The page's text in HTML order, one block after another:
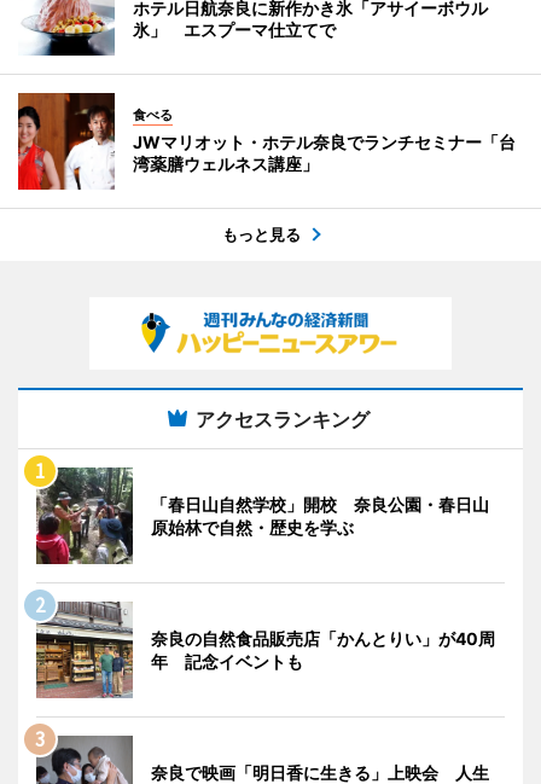
ホテル日航奈良に新作かき氷「アサイーボウル
氷」 エスプーマ仕立てで
食べる
JWマリオット・ホテル奈良でランチセミナー「台
湾薬膳ウェルネス講座」
もっと見る
アクセスランキング
「春日山自然学校」開校 奈良公園・春日山
原始林で自然・歴史を学ぶ
奈良の自然食品販売店「かんとりい」が40周
年 記念イベントも
奈良で映画「明日香に生きる」上映会 人生